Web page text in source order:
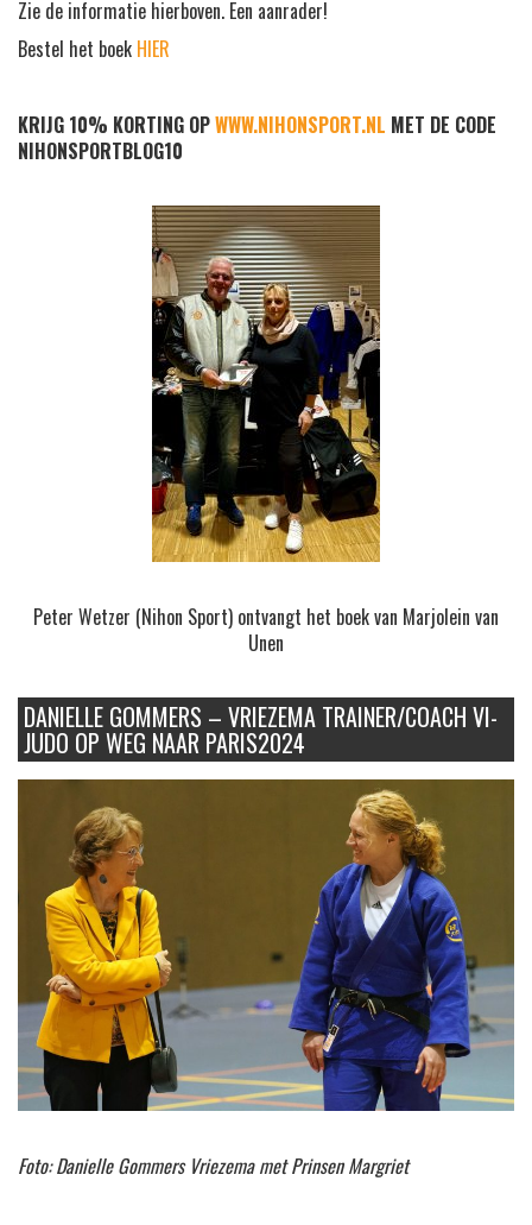
Zie de informatie hierboven. Een aanrader!
Bestel het boek HIER
KRIJG 10% KORTING OPWWW.NIHONSPORT.NL MET DE CODE
NIHONSPORTBLOG10
Peter Wetzer (Nihon Sport) ontvangt het boek van Marjolein van
Unen
DANIELLE GOMMERS – VRIEZEMA TRAINER/COACH VI-
JUDO OP WEG NAAR PARIS2024
Foto: Danielle Gommers Vriezema met Prinsen Margriet